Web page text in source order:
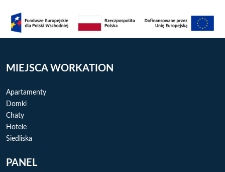
MIEJSCA WORKATION
Apartamenty
Domki
Chaty
Hotele
Siedliska
PANEL